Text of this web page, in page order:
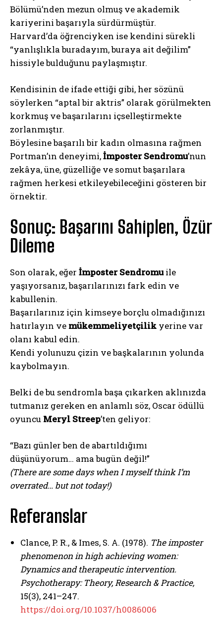
ABONE OL
Gizlilik politikasını okudum, onaylıyorum.
Bölümü’nden mezun olmuş ve akademik
kariyerini başarıyla sürdürmüştür.
Harvard’da öğrenciyken ise kendini sürekli
“yanlışlıkla buradayım, buraya ait değilim”
hissiyle bulduğunu paylaşmıştır.
Kendisinin de ifade ettiği gibi, her sözünü
söylerken “aptal bir aktris” olarak görülmekten
korkmuş ve başarılarını içselleştirmekte
zorlanmıştır.
Böylesine başarılı bir kadın olmasına rağmen
Portman’ın deneyimi,İmposter Sendromu’nun
zekâya, üne, güzelliğe ve somut başarılara
rağmen herkesi etkileyebileceğini gösteren bir
örnektir.
Sonuç: Başarını Sahiplen, Özür
Dileme
Son olarak, eğer İmposter Sendromuile
yaşıyorsanız, başarılarınızı fark edin ve
kabullenin.
Başarılarınız için kimseye borçlu olmadığınızı
hatırlayın ve mükemmeliyetçilik yerine var
olanı kabul edin.
Kendi yolunuzu çizin ve başkalarının yolunda
kaybolmayın.
Belki de bu sendromla başa çıkarken aklınızda
tutmanız gereken en anlamlı söz, Oscar ödüllü
oyuncu Meryl Streep’ten geliyor:
“Bazı günler ben de abartıldığımı
düşünüyorum… ama bugün değil!”
(There are some days when I myself think I’m
overrated… but not today!)
Referanslar
Clance, P. R., & Imes, S. A. (1978). The imposter
phenomenon in high achieving women:
Dynamics and therapeutic intervention.
Psychotherapy: Theory, Research & Practice,
15(3), 241–247.
https://doi.org/10.1037/h0086006